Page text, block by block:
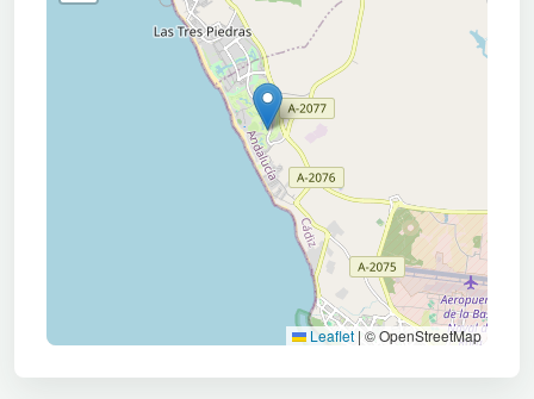
Leaflet | © OpenStreetMap